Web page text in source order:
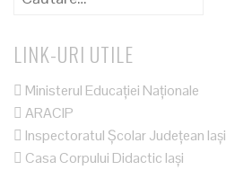
LINK-URI UTILE
Ministerul Educației Naționale
ARACIP
Inspectoratul Școlar Județean Iași
Casa Corpului Didactic Iași